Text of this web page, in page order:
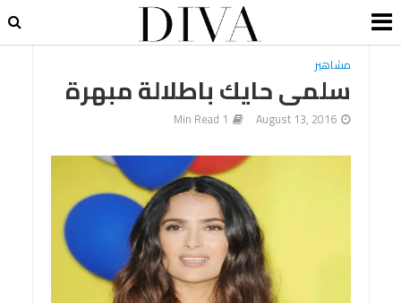
مشاهير
سلمى حايك باطلالة مبهرة
August 13, 2016
1 Min Read